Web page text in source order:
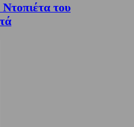
του